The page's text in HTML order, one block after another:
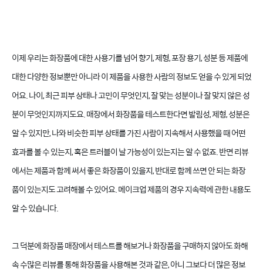
이제 우리는 화장품에 대한 사용기를 넘어 향기, 제형, 포장 용기, 성분 등 제품에
대한 다양한 정보뿐만 아니라 이 제품을 사용한 사람의 정보도 얻을 수 있게 되었
어요. 나이, 최근 피부 상태나 고민이 무엇인지, 잘 맞는 성분이나 잘 맞지 않은 성
분이 무엇인지까지도요. 매장에서 화장품을 테스트한다면 발림성, 제형, 성분은
알 수 있지만, 나와 비슷한 피부 상태를 가진 사람이 지속해서 사용했을 때 어떤
효과를 볼 수 있는지, 혹은 트러블이 날 가능성이 있는지는 알 수 없죠. 반면 리뷰
에서는 제품과 함께 써서 좋은 화장품이 있을지, 반대로 함께 쓰면 안 되는 화장
품이 있는지도 고려해볼 수 있어요. 메이크업 제품의 경우 지속력에 관한 내용도
알 수 있습니다.
그 덕분에 화장품 매장에서 테스트를 해보거나 화장품을 구매하지 않아도 화해
속 수많은 리뷰를 통해 화장품을 사용해본 것과 같은, 아니 그보다 더 많은 정보